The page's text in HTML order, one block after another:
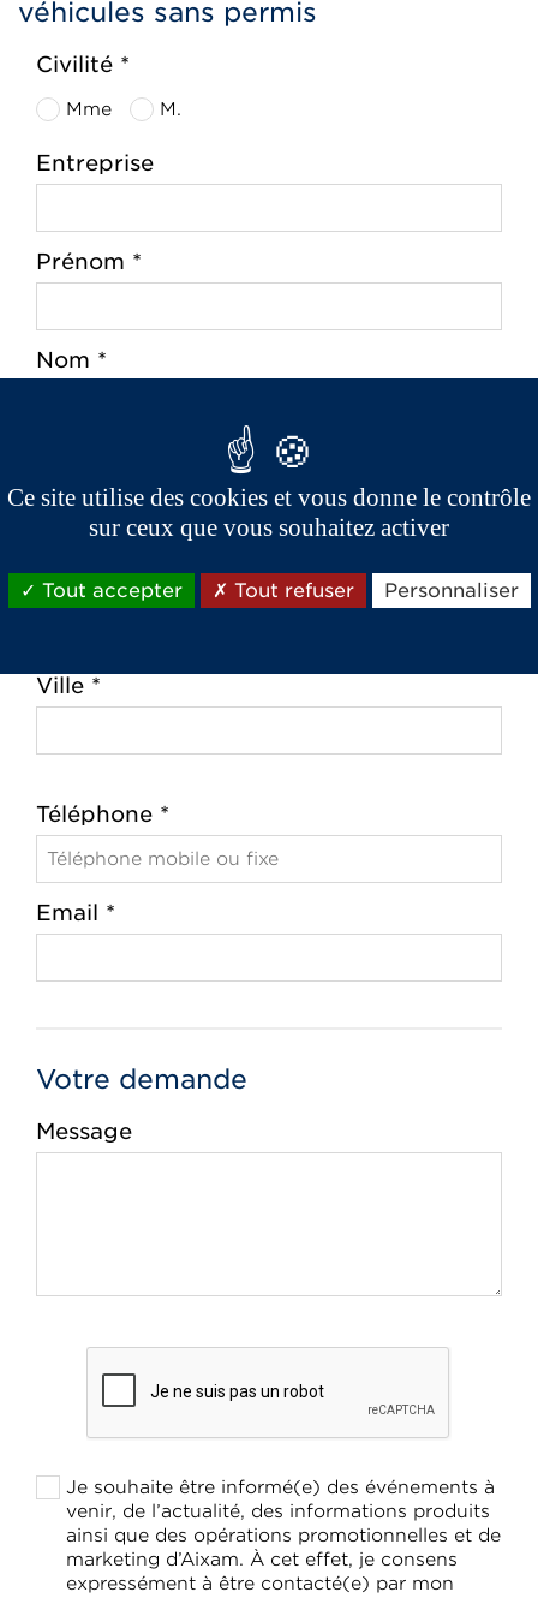
véhicules sans permis
Civilité *
Mme M.
Entreprise
Prénom *
Nom *
Adresse *
Code postal *
Ville *
Téléphone *
Email *
Votre demande
Message
Je souhaite être informé(e) des événements à
venir, de l’actualité, des informations produits
ainsi que des opérations promotionnelles et de
marketing d’Aixam. À cet effet, je consens
expressément à être contacté(e) par mon
Ce site utilise des cookies et vous donne le contrôle
sur ceux que vous souhaitez activer
Tout accepter Tout refuser Personnaliser